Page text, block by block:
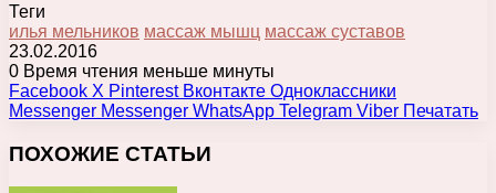
Теги
илья мельников массаж мышц массаж суставов
23.02.2016
0 Время чтения меньше минуты
Facebook X Pinterest Вконтакте Одноклассники
Messenger Messenger WhatsApp Telegram Viber Печатать
ПОХОЖИЕ СТАТЬИ